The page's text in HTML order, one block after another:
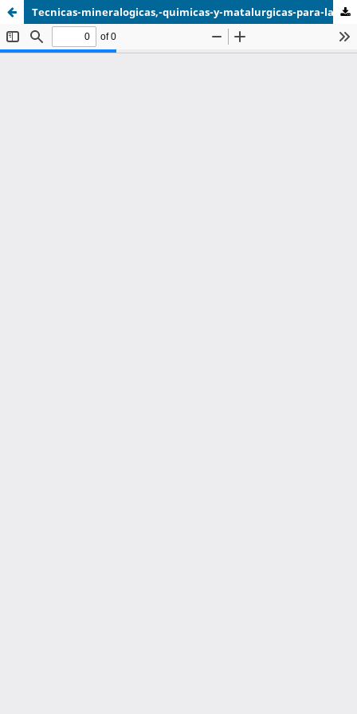
Tecnicas-mineralogicas,-quimicas-y-matalurgicas-para-la-caracterizacion-de-menas-auriferas.pdf